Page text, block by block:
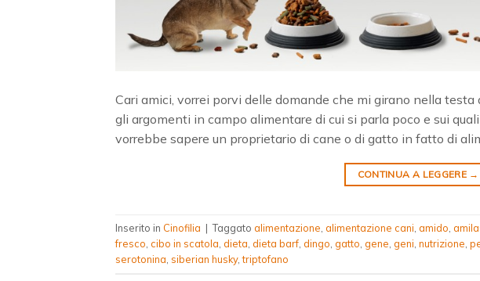
Cari amici, vorrei porvi delle domande che mi girano nella
gli argomenti in campo alimentare di cui si parla poco e sui
vorrebbe sapere un proprietario di cane o di gatto in fatto di
CONTINUA A LEGGERE →
Inserito in Cinofilia | Taggato alimentazione, alimentazione cani, amido,
fresco, cibo in scatola, dieta, dieta barf, dingo, gatto, gene, geni, nutrizione,
serotonina, siberian husky,triptofano